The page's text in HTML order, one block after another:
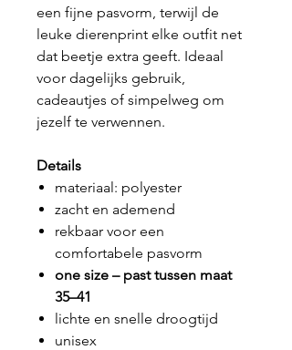
een fijne pasvorm, terwijl de
leuke dierenprint elke outfit net
dat beetje extra geeft. Ideaal
voor dagelijks gebruik,
cadeautjes of simpelweg om
jezelf te verwennen.
Details
materiaal: polyester
zacht en ademend
rekbaar voor een
comfortabele pasvorm
one size – past tussen maat
35–41
lichte en snelle droogtijd
unisex